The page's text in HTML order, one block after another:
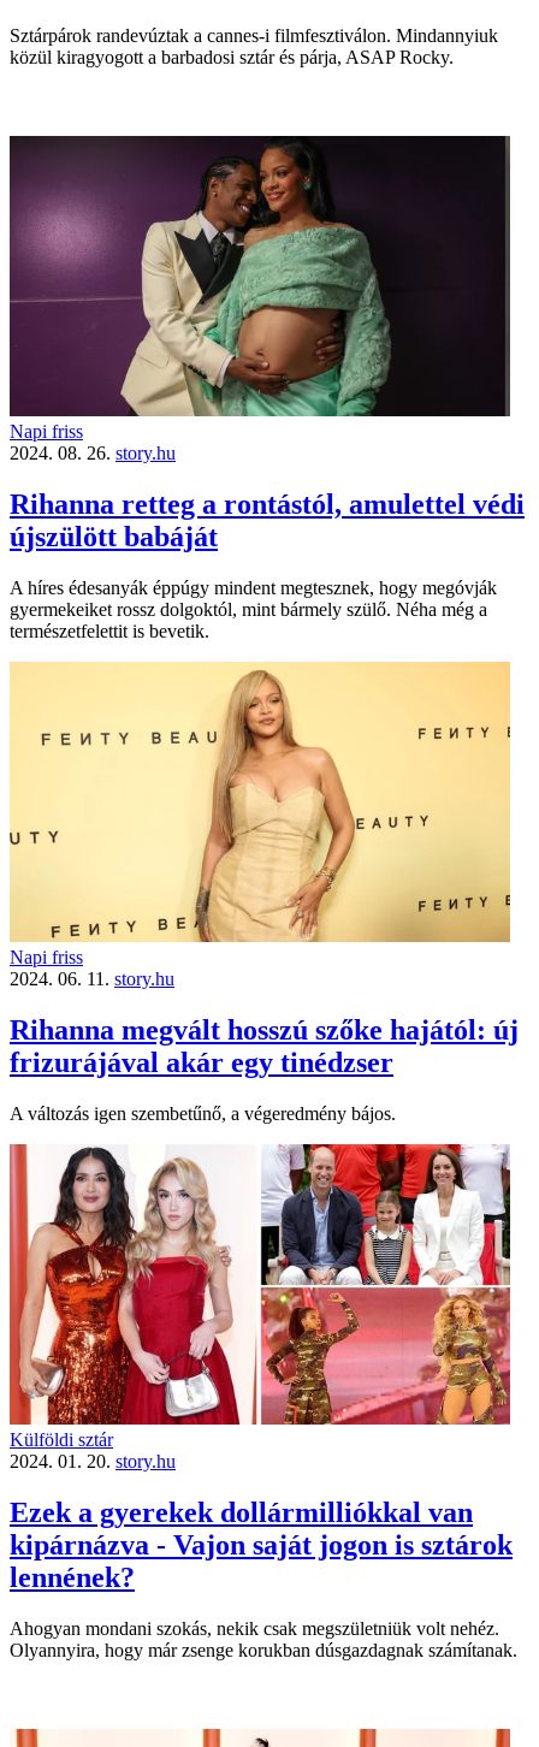
Sztárpárok randevúztak a cannes-i film­fesztiválon. Mindannyiuk
közül kiragyogott a barbadosi sztár és párja, ASAP Rocky.
Napi friss
2024. 08. 26. story.hu
Rihanna retteg a rontástól, amulettel védi
újszülött babáját
A híres édesanyák éppúgy mindent megtesznek, hogy megóvják
gyermekeiket rossz dolgoktól, mint bármely szülő. Néha még a
természetfelettit is bevetik.
Napi friss
2024. 06. 11. story.hu
Rihanna megvált hosszú szőke hajától: új
frizurájával akár egy tinédzser
A változás igen szembetűnő, a végeredmény bájos.
Külföldi sztár
2024. 01. 20. story.hu
Ezek a gyerekek dollármilliókkal van
kipárnázva - Vajon saját jogon is sztárok
lennének?
Ahogyan mondani szokás, nekik csak megszületniük volt nehéz.
Olyannyira, hogy már zsenge korukban dúsgazdagnak számítanak.